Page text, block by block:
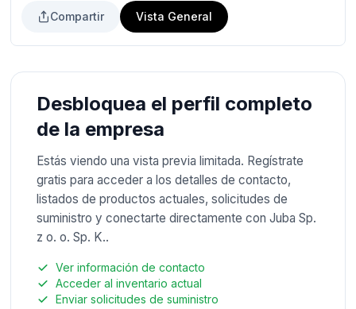
Compartir Vista General
Desbloquea el perfil completo
de la empresa
Estás viendo una vista previa limitada. Regístrate
gratis para acceder a los detalles de contacto,
listados de productos actuales, solicitudes de
suministro y conectarte directamente con Juba Sp.
z o. o. Sp. K..
Ver información de contacto
Acceder al inventario actual
Enviar solicitudes de suministro